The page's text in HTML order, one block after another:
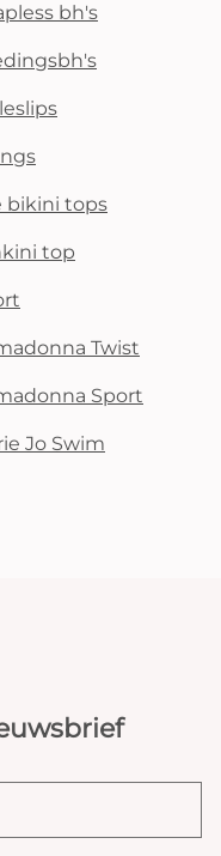
bh's
bikini tops
top
Twist
Sport
Jo Swim